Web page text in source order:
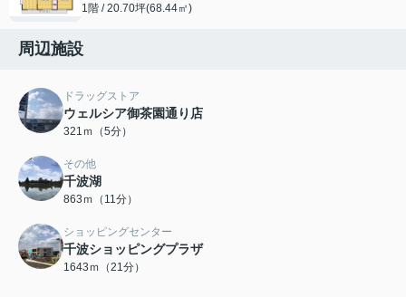
1階 / 20.70坪(68.44㎡)
周辺施設
ドラッグストア
ウェルシア御茶園通り店
321ｍ（5分）
その他
千波湖
863ｍ（11分）
ショッピングセンター
千波ショッピングプラザ
1643ｍ（21分）